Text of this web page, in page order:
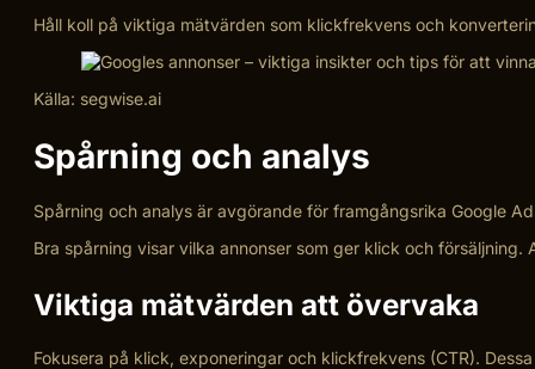
Håll koll på viktiga mätvärden som klickfrekvens och
Källa: segwise.ai
Spårning och analys
Spårning och analys är avgörande för framgångsrika Google
Bra spårning visar vilka annonser som ger klick och
Viktiga mätvärden att övervaka
Fokusera på klick, exponeringar och klickfrekvens (CTR).